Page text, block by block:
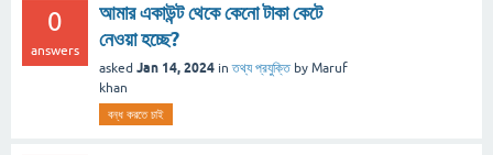
0
answers
আমার একাউন্ট থেকে কেনো টাকা কেটে
নেওয়া হচ্ছে?
asked Jan 14, 2024 inতথ্য প্রযুক্তি by Maruf
khan
বন্ধ করতে চাই